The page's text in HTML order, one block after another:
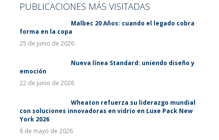
PUBLICACIONES MÁS VISITADAS
Malbec 20 Años: cuando el legado cobra
forma en la copa
25 de junio de 2026
Nueva línea Standard: uniendo diseño y
emoción
22 de junio de 2026
Wheaton refuerza su liderazgo mundial
con soluciones innovadoras en vidrio en Luxe Pack New
York 2026
8 de mayo de 2026